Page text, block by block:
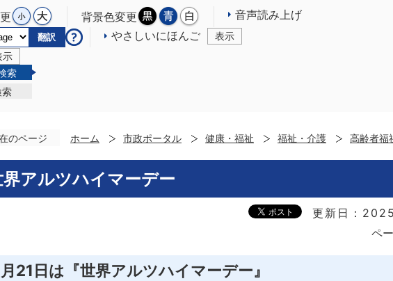
背景色変更 音声読み上げ
翻訳 やさしいにほんご 表示
示
索
索
のページ ホーム 市政ポータル 健康・福祉 福祉・介護 高齢者福
界アルツハイマーデー
更新日：
ペ
21日は『世界アルツハイマーデー』